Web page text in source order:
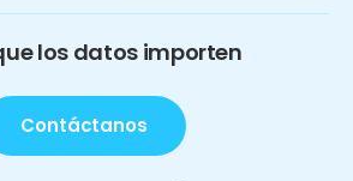
los datos importen
Contáctanos